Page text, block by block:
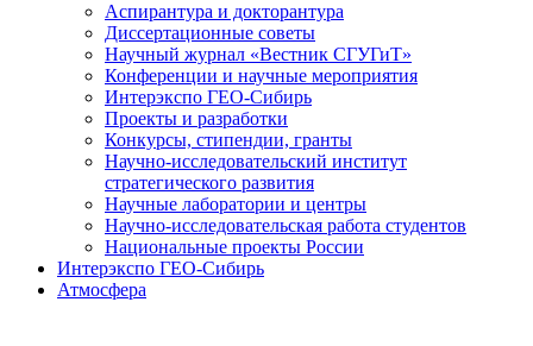
Аспирантура и докторантура
Диссертационные советы
Научный журнал «Вестник СГУГиТ»
Конференции и научные мероприятия
Интерэкспо ГЕО-Сибирь
Проекты и разработки
Конкурсы, стипендии, гранты
Научно-исследовательский институт
стратегического развития
Научные лаборатории и центры
Научно-исследовательская работа студентов
Национальные проекты России
Интерэкспо ГЕО-Сибирь
Атмосфера